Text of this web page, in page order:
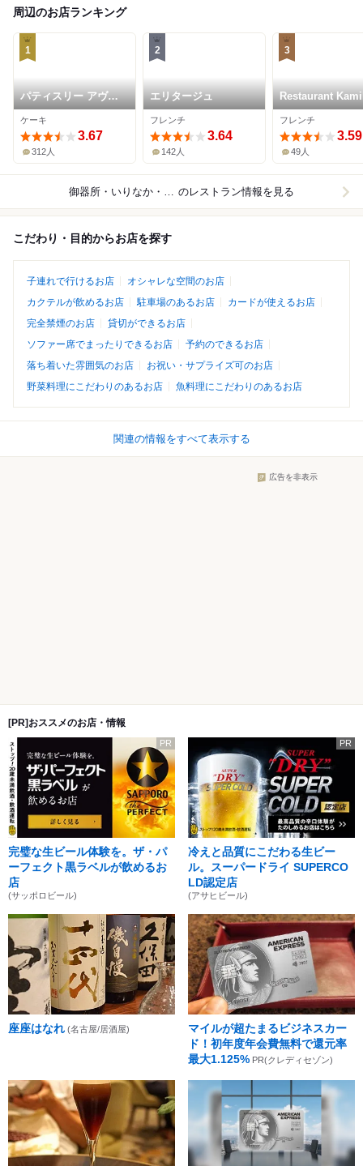
周辺のお店ランキング
1
パティスリー アヴァ
ロン
ケーキ
3.67
312人
2
エリタージュ
フレンチ
3.64
142人
3
Restaurant
フレンチ
3.59
49人
御器所・いりなか・八事 のレストラン情報を見る
こだわり・目的からお店を探す
子連れで行けるお店
オシャレな空間のお店
カクテルが飲めるお店
駐車場のあるお店
カードが使えるお店
完全禁煙のお店
貸切ができるお店
ソファー席でまったりできるお店
予約のできるお店
落ち着いた雰囲気のお店
お祝い・サプライズ可のお店
野菜料理にこだわりのあるお店
魚料理にこだわりのあるお店
関連の情報をすべて表示する
広告を非表示
[PR]おススメのお店・情報
PR
完璧な生ビール体験を。ザ・パ
ーフェクト黒ラベルが飲めるお
店
(サッポロビール)
PR
冷えと品質にこだわる生ビー
ル。スーパードライ SUPERCO
LD認定店
(アサヒビール)
座座はなれ (名古屋/居酒屋)
マイルが超たまるビジネスカー
ド！初年度年会費無料で還元率
最大1.125% PR(クレディセゾン)